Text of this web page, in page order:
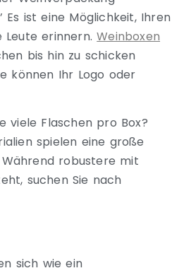
Es ist eine Möglichkeit, Ihren
Leute erinnern.Weinboxen
bis hin zu schicken
können Ihr Logo oder
viele Flaschen pro Box?
spielen eine große
robustere mit
suchen Sie nach
sich wie ein